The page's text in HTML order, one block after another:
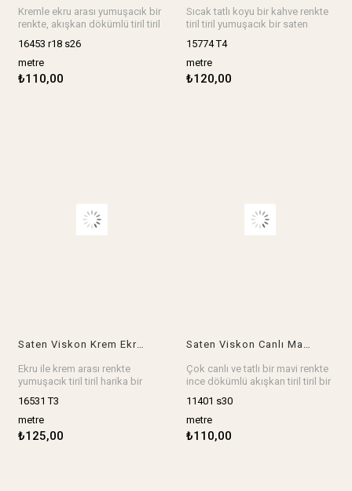
Kremle ekru arası yumuşacık bir
renkte, akışkan dökümlü tiril tiril
etek, bluz, gecelik, sabahlık,
abiye, kimono her şey harika
olur.
En: 145 cm
16453 r18 s26
metre
₺110,00
Sıcak tatlı koyu bir kahve renkte
tiril tiril yumuşacık bir saten
gömlek, kimono, gecelik,
sabahlık her şey harika olur.
En: 140 cm
Stok birimi metredir.
15774 T4
metre
₺120,00
Saten Viskon Krem Ekru Arası Renkte En: 150 cm
Ekru ile krem arası renkte
yumuşacık tiril tiril harika bir
gömlek, abiye, gecelik, sabahlık,
kimono her şey harika olur.
En: 150 cm
Stok birimi metredir.
16531 T3
metre
₺125,00
Saten Viskon Canlı Mavi En: 140 cm
Çok canlı ve tatlı bir mavi renkte
ince dökümlü akışkan tiril tiril bir
gömlek, gecelik, sabahlık,
kimono, pijama her şey harika
olur.
En: 140 cm
11401 s30
metre
₺110,00